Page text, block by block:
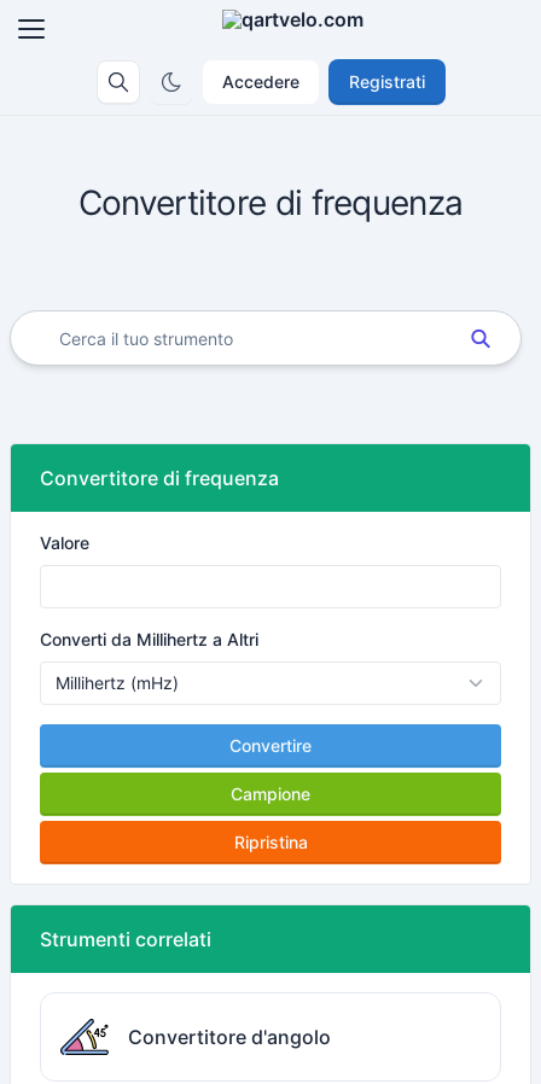
Accedere Registrati
Convertitore di frequenza
Convertitore di frequenza
Valore
Converti da Millihertz a Altri
Convertire
Campione
Ripristina
Strumenti correlati
Convertitore d'angolo